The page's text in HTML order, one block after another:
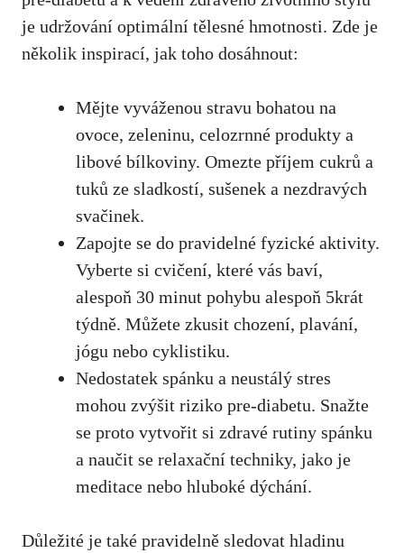
⁣je udržování optimální tělesné ​hmotnosti. Zde je
několik ⁢inspirací, jak toho dosáhnout:
Mějte vyváženou stravu bohatou na
ovoce, zeleninu, celozrnné produkty a
libové bílkoviny. Omezte příjem cukrů‌ a
tuků ⁤ze ⁣sladkostí, sušenek a nezdravých
svačinek.
Zapojte se do pravidelné fyzické⁣ aktivity.
Vyberte si cvičení, které vás baví,
‍alespoň 30 minut pohybu alespoň 5krát ​
týdně. Můžete zkusit chození, plavání,
jógu nebo cyklistiku.
Nedostatek spánku a neustálý stres
mohou zvýšit riziko‍ pre-diabetu.⁣ Snažte
se proto‌ vytvořit ⁢si ​zdravé rutiny spánku
a naučit ​se‍ relaxační techniky, jako je
meditace⁤ nebo hluboké dýchání.
Důležité je‍ také pravidelně‍ sledovat hladinu